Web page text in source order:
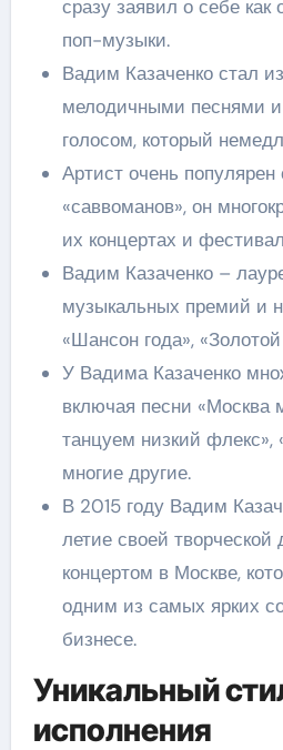
сразу заявил о себе как
поп-музыки.
Вадим Казаченко стал
мелодичными песнями
голосом, который
Артист очень популярен
«саввоманов», он
их концертах и
Вадим Казаченко –
музыкальных премий и
«Шансон года»,
У Вадима Казаченко
включая песни «Москва
танцуем низкий
многие другие.
В 2015 году Вадим
летие своей творческой
концертом в Москве,
одним из самых ярких
бизнесе.
Уникальный
исполнения